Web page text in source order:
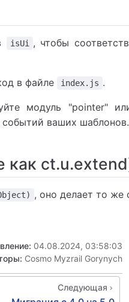
isUi , чтобы
в файле index.js .
модуль "pointer"
ваших шаблонов.
как
, оно делает то же
04.08.2024, 03:58:03
Cosmo Myzrail Gorynych
Следующая